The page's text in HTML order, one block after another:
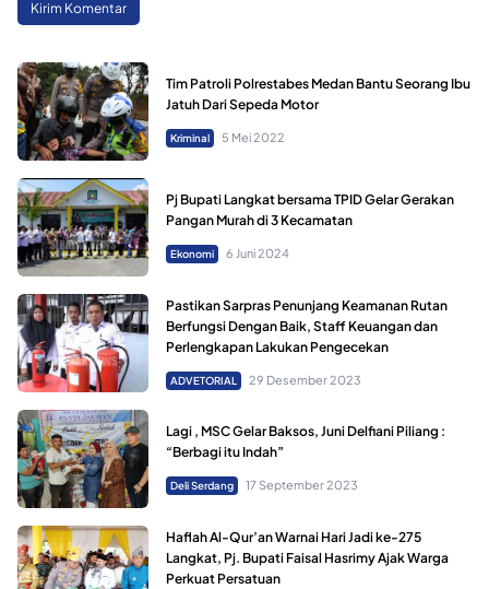
Tim Patroli Polrestabes Medan Bantu Seorang Ibu
Jatuh Dari Sepeda Motor
Kriminal 5 Mei 2022
Pj Bupati Langkat bersama TPID Gelar Gerakan
Pangan Murah di 3 Kecamatan
Ekonomi 6 Juni 2024
Pastikan Sarpras Penunjang Keamanan Rutan
Berfungsi Dengan Baik, Staff Keuangan dan
Perlengkapan Lakukan Pengecekan
ADVETORIAL 29 Desember 2023
Lagi , MSC Gelar Baksos, Juni Delfiani Piliang :
“Berbagi itu Indah”
Deli Serdang 17 September 2023
Haflah Al-Qur’an Warnai Hari Jadi ke-275
Langkat, Pj. Bupati Faisal Hasrimy Ajak Warga
Perkuat Persatuan